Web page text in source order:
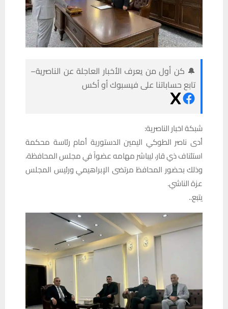
🔔 كن أول من يعرف الأخبار العاجلة عن الناصرية–
تابع حساباتنا على فيسبوك أو أكس
شبكة اخبار الناصرية:
أدى ناصر الطوكي اليمين الدستورية أمام رئاسة محكمة
استئناف ذي قار، ليباشر مهامه عضواً في مجلس المحافظة،
وذلك بحضور المحافظ مرتضى الإبراهيمي ورئيس المجلس
عزة الناشي.
يتبع..